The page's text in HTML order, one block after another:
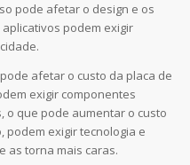
pode afetar o design e os
podem exigir
afetar o custo da placa de
exigir componentes
o que pode aumentar o custo
podem exigir tecnologia e
as torna mais caras.